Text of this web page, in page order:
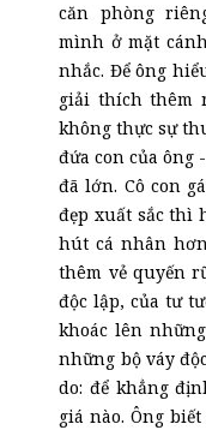
căn phòng
mình ở mặt
nhắc. Để ông
giải thích thêm
không thực sự
đứa con của ông -
đã lớn. Cô con
đẹp xuất sắc thì
hút cá nhân
thêm vẻ quyến
độc lập, của tư
khoác lên
những bộ váy
do: để khẳng
giá nào. Ông